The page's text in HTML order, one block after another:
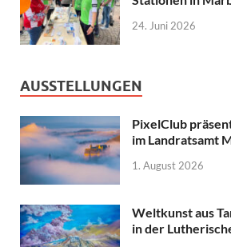
24. Juni 2026
AUSSTELLUNGEN
PixelClub
im Landratsamt
1. August 2026
Weltkunst aus
in der